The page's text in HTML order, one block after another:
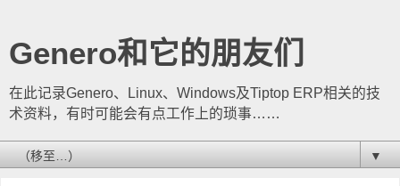
Genero和它的朋友们
在此记录Genero、Linux、Windows及Tiptop ERP相关的技
术资料，有时可能会有点工作上的琐事……
▼